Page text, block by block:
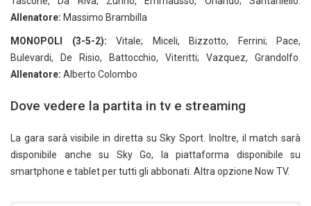
Allenatore: Massimo Brambilla
MONOPOLI (3-5-2): Vitale; Miceli, Bizzotto, Ferrini; Pace,
Bulevardi, De Risio, Battocchio, Viteritti; Vazquez, Grandolfo.
Allenatore: Alberto Colombo
Dove vedere la partita in tv e streaming
La gara sarà visibile in diretta su Sky Sport. Inoltre, il match sarà
disponibile anche su Sky Go, la piattaforma disponibile su
smartphone e tablet per tutti gli abbonati. Altra opzione Now TV.